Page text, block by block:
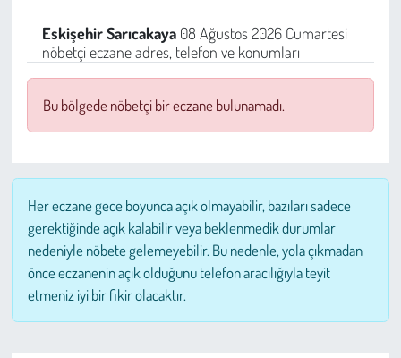
EskişehirSarıcakaya08 Ağustos 2026 Cumartesi
nöbetçi eczane adres, telefon ve konumları
Bu bölgede nöbetçi bir eczane bulunamadı.
Her eczane gece boyunca açık olmayabilir, bazıları sadece
gerektiğinde açık kalabilir veya beklenmedik durumlar
nedeniyle nöbete gelemeyebilir. Bu nedenle, yola çıkmadan
önce eczanenin açık olduğunu telefon aracılığıyla teyit
etmeniz iyi bir fikir olacaktır.
Sağlık
Kadın
Çocuk
Kültür Sanat
Bilim - Teknoloji